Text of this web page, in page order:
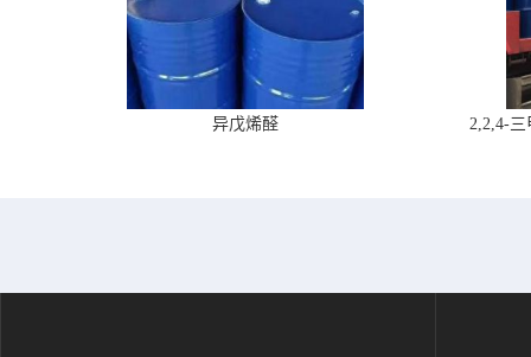
异戊烯醛 2,2,4-